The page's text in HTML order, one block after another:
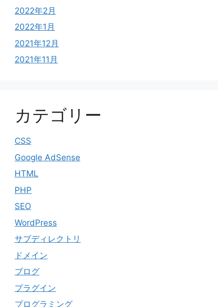
2022年2月
2022年1月
2021年12月
2021年11月
カテゴリー
CSS
Google AdSense
HTML
PHP
SEO
WordPress
サブディレクトリ
ドメイン
ブログ
プラグイン
プログラミング